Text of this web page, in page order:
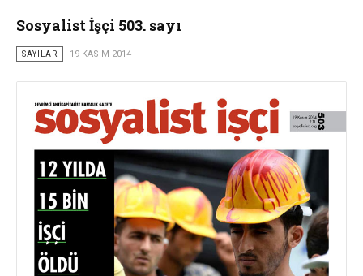
Sosyalist İşçi 503. sayı
SAYILAR 19 KASIM 2014